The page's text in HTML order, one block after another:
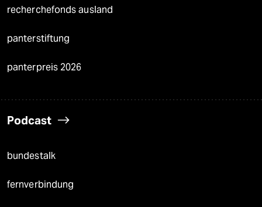
recherchefonds ausland
panterstiftung
panterpreis 2026
Podcast
bundestalk
fernverbindung